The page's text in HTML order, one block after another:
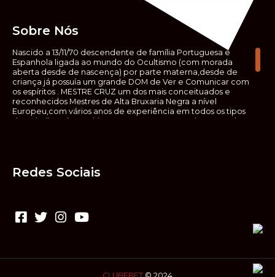
Sobre Nós
Nascido a 13/11/70 descendente de família Portuguesa e
Espanhola ligada ao mundo do Ocultismo (com morada
aberta desde de nascença) por parte materna,desde de
criança já possuía um grande DOM de Ver e Comunicar com
os espíritos . MESTRE CRUZ um dos mais conceituados e
reconhecidos Mestres de Alta Bruxaria Negra a nível
Europeu,com vários anos de experiência em todos os tipos
de trabalhos de Ocultismo. Escreveu os seus saberes ocultos
não o faça sem precauções e sem possuir a devida
poderão causar danos. Consultai por isso sempre um
(médium) conhecedor, quando se trata de fazer trabalhos
Redes Sociais